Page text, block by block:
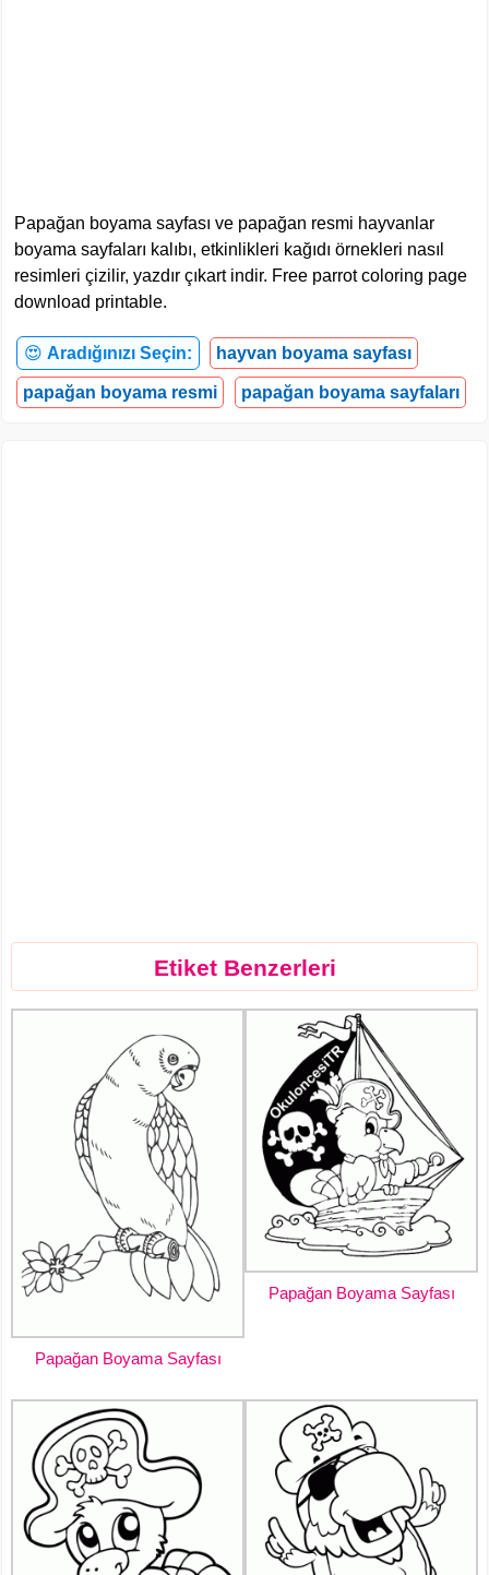
Papağan boyama sayfası ve papağan resmi hayvanlar
boyama sayfaları kalıbı, etkinlikleri kağıdı örnekleri nasıl
resimleri çizilir, yazdır çıkart indir. Free parrot coloring page
download printable.
😍 Aradığınızı Seçin: hayvan boyama sayfası
papağan boyama resmi papağan boyama sayfaları
Etiket Benzerleri
Papağan Boyama Sayfası
Papağan Boyama Sayfası